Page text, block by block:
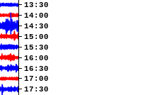
13:30
14:00
14:30
15:00
15:30
16:00
16:30
17:00
17:30